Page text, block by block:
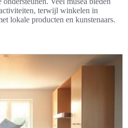
terwijl winkelen in
lokale producten en kunstenaars.